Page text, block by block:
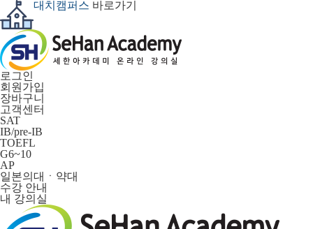
대치캠퍼스 바로가기
로그인
회원가입
장바구니
고객센터
SAT
IB/pre-IB
TOEFL
G6~10
AP
일본의대ㆍ약대
수강 안내
내 강의실